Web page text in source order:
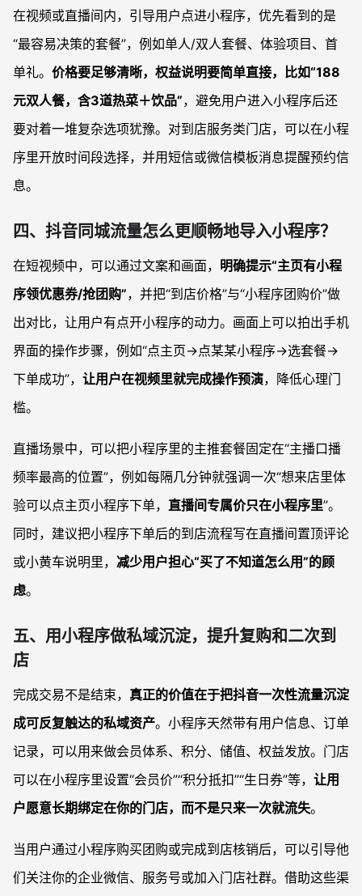
在视频或直播间内，引导用户点进小程序，优先看到的是
“最容易决策的套餐”，例如单人/双人套餐、体验项目、首
单礼。 价格要足够清晰，权益说明要简单直接，比如“188
元双人餐，含3道热菜＋饮品”，避免用户进入小程序后还
要对着一堆复杂选项犹豫。对到店服务类门店，可以在小程
序里开放时间段选择，并用短信或微信模板消息提醒预约信
息。
四、抖音同城流量怎么更顺畅地导入小程序？
在短视频中，可以通过文案和画面， 明确提示“主页有小程
序领优惠券/抢团购”，并把“到店价格”与“小程序团购价”做
出对比，让用户有点开小程序的动力。画面上可以拍出手机
界面的操作步骤，例如“点主页→点某某小程序→选套餐→
下单成功”， 让用户在视频里就完成操作预演，降低心理门
槛。
直播场景中，可以把小程序里的主推套餐固定在“主播口播
频率最高的位置”，例如每隔几分钟就强调一次“想来店里体
验可以点主页小程序下单， 直播间专属价只在小程序里”。
同时，建议把小程序下单后的到店流程写在直播间置顶评论
或小黄车说明里， 减少用户担心“买了不知道怎么用”的顾
虑。
五、用小程序做私域沉淀，提升复购和二次到
店
完成交易不是结束， 真正的价值在于把抖音一次性流量沉淀
成可反复触达的私域资产。小程序天然带有用户信息、订单
记录，可以用来做会员体系、积分、储值、权益发放。门店
可以在小程序里设置“会员价”“积分抵扣”“生日券”等， 让用
户愿意长期绑定在你的门店，而不是只来一次就流失。
当用户通过小程序购买团购或完成到店核销后，可以引导他
们关注你的企业微信、服务号或加入门店社群。借助这些渠